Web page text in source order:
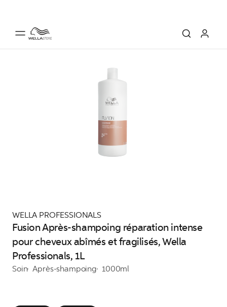
WELLA PROFESSIONALS
Fusion Après-shampoing réparation intense
pour cheveux abîmés et fragilisés, Wella
Professionals, 1L
Soin Après-shampoing 1000ml